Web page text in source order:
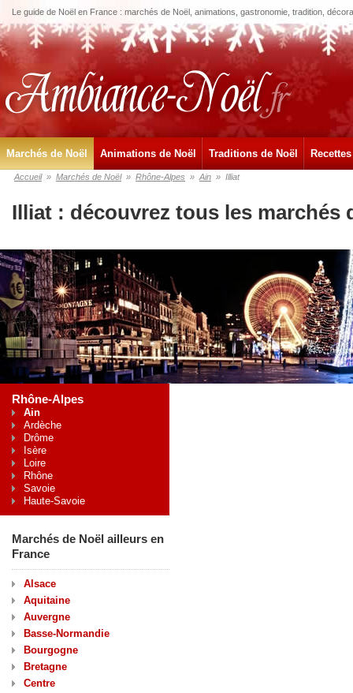
Le guide de Noël en France : marchés de Noël, animations, gastronomie, tradition,
Marchés de Noël Animations de Noël Traditions de Noël
Accueil » Marchés de Noël » Rhône-Alpes » Ain » Illiat
Illiat : découvrez tous les marchés
Rhône-Alpes
Ain
Ardèche
Drôme
Isère
Loire
Rhône
Savoie
Haute-Savoie
Marchés de Noël ailleurs en
France
Alsace
Aquitaine
Auvergne
Basse-Normandie
Bourgogne
Bretagne
Centre